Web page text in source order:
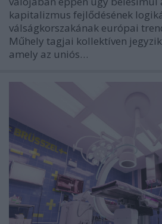
kapitalizmus fejlődésének
válságkorszakának európai
Műhely tagjai kollektíven
amely az uniós…